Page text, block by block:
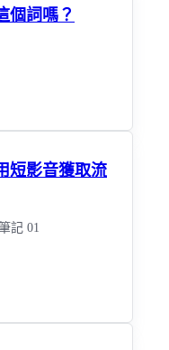
個詞嗎？
短影音獲取流
記 01